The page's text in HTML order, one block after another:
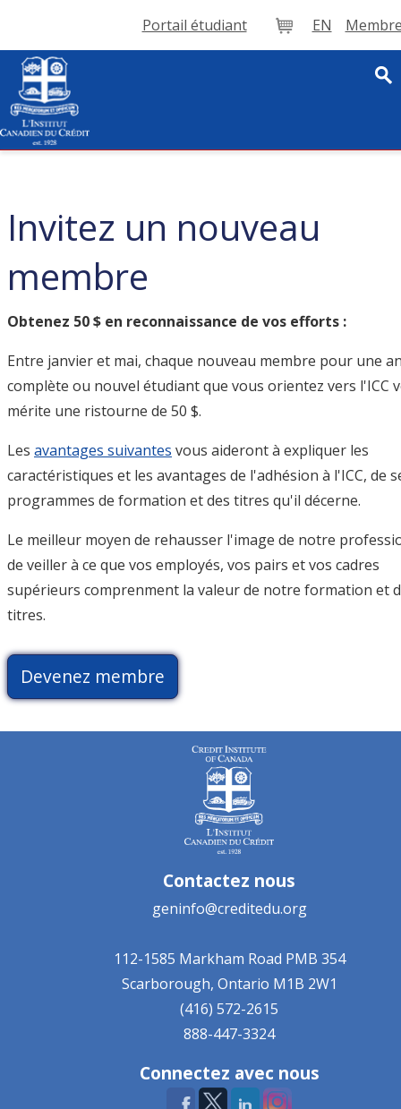
Portail étudiant Panier
EN
Invitez un nouveau
membre
Obtenez 50 $ en reconnaissance de vos efforts :
Entre janvier et mai, chaque nouveau membre pour une
complète ou nouvel étudiant que vous orientez vers l'ICC
mérite une ristourne de 50 $.
Les avantages suivantes vous aideront à expliquer les
caractéristiques et les avantages de l'adhésion à l'ICC, de
programmes de formation et des titres qu'il décerne.
Le meilleur moyen de rehausser l'image de notre
de veiller à ce que vos employés, vos pairs et vos cadres
supérieurs comprenment la valeur de notre formation et
titres.
Devenez membre
Contactez nous
geninfo@creditedu.org
112-1585 Markham Road PMB 354
Scarborough, Ontario M1B 2W1
(416) 572-2615
888-447-3324
Connectez avec nous